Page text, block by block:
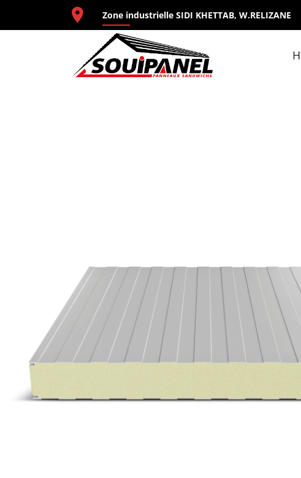
au
Zone industrielle SIDI KHETTAB, W.RELIZANE
Leader en